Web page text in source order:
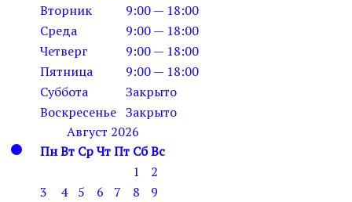
Вторник
9:00 — 18:00
Среда
9:00 — 18:00
Четверг
9:00 — 18:00
Пятница
9:00 — 18:00
Суббота
Закрыто
Воскресенье Закрыто
Август 2026
ПнВт СрЧтПт СбВс
1
2
3
4 5 6 7 8
9